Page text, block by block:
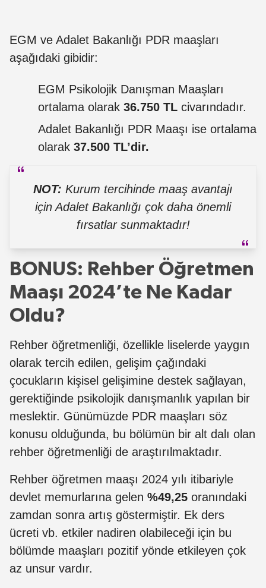
EGM ve Adalet Bakanlığı PDR maaşları
aşağıdaki gibidir:
EGM Psikolojik Danışman Maaşları
ortalama olarak 36.750 TL civarındadır.
Adalet Bakanlığı PDR Maaşı ise ortalama
olarak 37.500 TL’dir.
NOT: Kurum tercihinde maaş avantajı
için Adalet Bakanlığı çok daha önemli
fırsatlar sunmaktadır!
BONUS: Rehber Öğretmen
Maaşı 2024’te Ne Kadar
Oldu?
Rehber öğretmenliği, özellikle liselerde yaygın
olarak tercih edilen, gelişim çağındaki
çocukların kişisel gelişimine destek sağlayan,
gerektiğinde psikolojik danışmanlık yapılan bir
meslektir. Günümüzde PDR maaşları söz
konusu olduğunda, bu bölümün bir alt dalı olan
rehber öğretmenliği de araştırılmaktadır.
Rehber öğretmen maaşı 2024 yılı itibariyle
devlet memurlarına gelen %49,25 oranındaki
zamdan sonra artış göstermiştir. Ek ders
ücreti vb. etkiler nadiren olabileceği için bu
bölümde maaşları pozitif yönde etkileyen çok
az unsur vardır.